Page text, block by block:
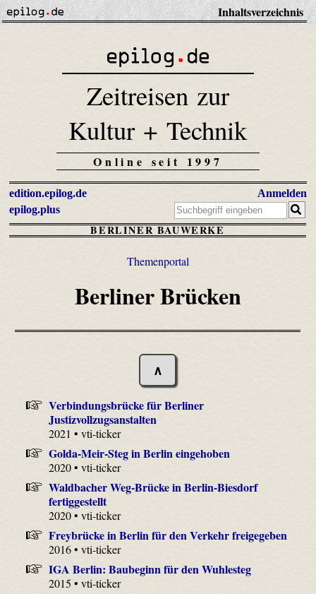
Inhaltsverzeichnis
Zeitreisen zur
Kultur + Technik
Online seit 1997
edition.epilog.de
epilog.plus
Anmelden
BERLINER BAUWERKE
Themenportal
Berliner Brücken
∧
Verbindungsbrücke für Berliner
Justizvollzugsanstalten
2021 • vti-ticker
Golda-Meir-Steg in Berlin eingehoben
2020 • vti-ticker
Waldbacher Weg-Brücke in Berlin-Biesdorf
fertiggestellt
2020 • vti-ticker
Freybrücke in Berlin für den Verkehr freigegeben
2016 • vti-ticker
IGA Berlin: Baubeginn für den Wuhlesteg
2015 • vti-ticker